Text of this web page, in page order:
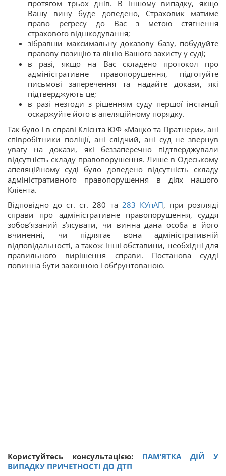
протягом трьох днів. В іншому випадку, якщо
Вашу вину буде доведено, Страховик матиме
право регресу до Вас з метою стягнення
страхового відшкодування;
зібравши максимальну доказову базу, побудуйте
правову позицію та лінію Вашого захисту у суді;
в разі, якщо на Вас складено протокол про
адміністративне правопорушення, підготуйте
письмові заперечення та надайте докази, які
підтверджують це;
в разі незгоди з рішенням суду першої інстанції
оскаржуйте його в апеляційному порядку.
Так було і в справі Клієнта ЮФ «Мацко та Пратнери», ані
співробітники поліції, ані слідчий, ані суд не звернув
увагу на докази, які беззаперечно підтверджували
відсутність складу правопорушення. Лише в Одеському
апеляційному суді було доведено відсутність складу
адміністративного правопорушення в діях нашого
Клієнта.
Відповідно до ст. ст. 280 та 283 КУпАП, при розгляді
справи про адміністративне правопорушення, суддя
зобов’язаний з’ясувати, чи винна дана особа в його
вчиненні, чи підлягає вона адміністративній
відповідальності, а також інші обставини, необхідні для
правильного вирішення справи. Постанова судді
повинна бути законною і обґрунтованою.
Користуйтесь консультацією: ПАМ’ЯТКА ДІЙ У
ВИПАДКУ ПРИЧЕТНОСТІ ДО ДТП